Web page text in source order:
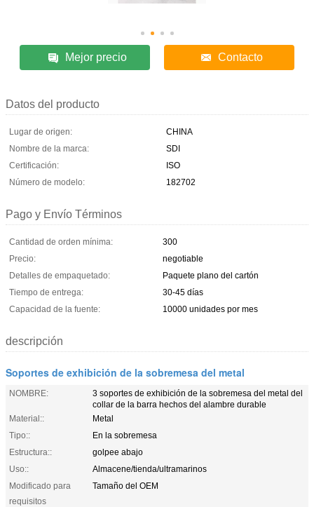
Mejor precio Contacto
Datos del producto
Lugar de origen:
CHINA
Nombre de la marca:
SDI
Certificación:
ISO
Número de modelo:
182702
Pago y Envío Términos
Cantidad de orden mínima:
300
Precio:
negotiable
Detalles de empaquetado:
Paquete plano del cartón
Tiempo de entrega:
30-45 días
Capacidad de la fuente:
10000 unidades por mes
descripción
Soportes de exhibición de la sobremesa del metal
NOMBRE:
3 soportes de exhibición de la sobremesa del metal del
collar de la barra hechos del alambre durable
Material::
Metal
Tipo::
En la sobremesa
Estructura::
golpee abajo
Uso::
Almacene/tienda/ultramarinos
Modificado para
requisitos
Tamaño del OEM